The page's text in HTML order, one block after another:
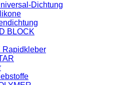
Dichtung
BLOCK
Rapidkleber